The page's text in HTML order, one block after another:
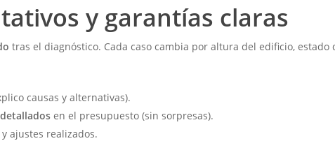
y garantías claras
tras el diagnóstico. Cada caso cambia por altura del edificio,
causas y alternativas).
detallados en el presupuesto (sin sorpresas).
ajustes realizados.